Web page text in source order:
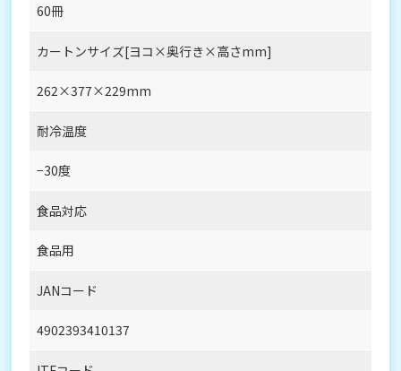
60冊
カートンサイズ[ヨコ×奥行き×高さmm]
262×377×229mm
耐冷温度
−30度
食品対応
食品用
JANコード
4902393410137